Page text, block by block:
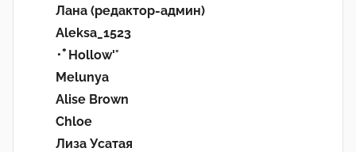
Лана (редактор-админ)
Aleksa_1523
･ﾟHollow'°
Melunya
Alise Brown
Chloe
Лиза Усатая